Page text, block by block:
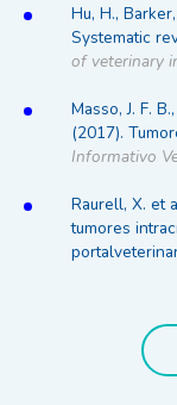
Hu, H.,
Systematic
of veterinary
Masso, J. F.
(2017).
Informativo
Raurell, X. et
tumores